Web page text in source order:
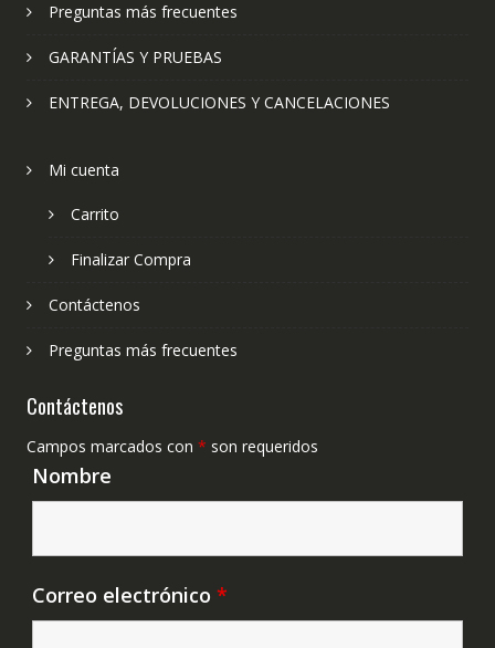
Preguntas más frecuentes
GARANTÍAS Y PRUEBAS
ENTREGA, DEVOLUCIONES Y CANCELACIONES
Mi cuenta
Carrito
Finalizar Compra
Contáctenos
Preguntas más frecuentes
Contáctenos
Campos marcados con * son requeridos
Nombre
Correo electrónico *